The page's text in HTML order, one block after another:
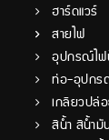
ฮาร์ดแวร์
สายไฟ
อุปกรณ์ไฟ
ท่อ-อุปกร
เกลียวปล่
สีน้ำ สีน้ำมั